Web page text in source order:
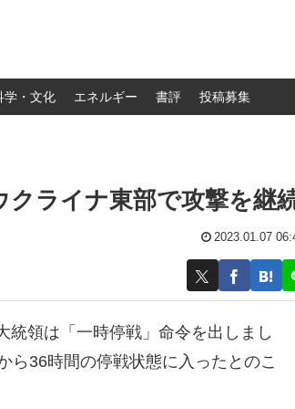
学・文化 エネルギー 書評 投稿募集
クライナ東部で攻撃を継
2023.01.07
統領は「一時停戦」命令を出しまし
ら36時間の停戦状態に入ったとのこ